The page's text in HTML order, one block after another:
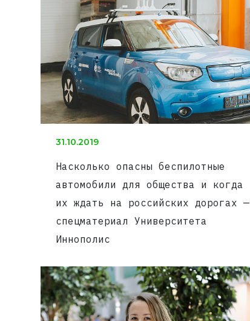
31.10.2019
Насколько опасны беспилотные
автомобили для общества и когда
их ждать на российских дорогах —
спецматериал Университета
Иннополис